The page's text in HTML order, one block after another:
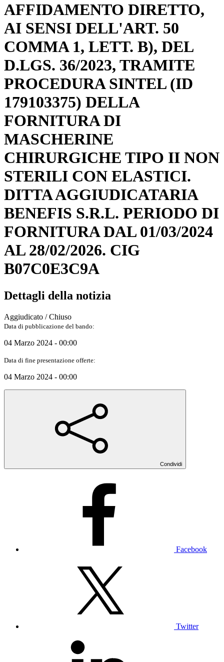
AFFIDAMENTO DIRETTO,
AI SENSI DELL'ART. 50
COMMA 1, LETT. B), DEL
D.LGS. 36/2023, TRAMITE
PROCEDURA SINTEL (ID
179103375) DELLA
FORNITURA DI
MASCHERINE
CHIRURGICHE TIPO II NON
STERILI CON ELASTICI.
DITTA AGGIUDICATARIA
BENEFIS S.R.L. PERIODO DI
FORNITURA DAL 01/03/2024
AL 28/02/2026. CIG
B07C0E3C9A
Dettagli della notizia
Aggiudicato / Chiuso
Data di pubblicazione del bando:
04 Marzo 2024 - 00:00
Data di fine presentazione offerte:
04 Marzo 2024 - 00:00
Condividi
Facebook
Twitter